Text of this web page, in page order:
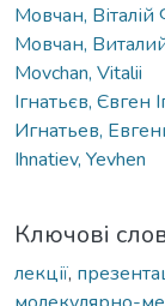
Мовчан,
Мовчан,
Movchan, Vitalii
Ігнатьєв, Євген
Игнатьев,
Ihnatiev, Yevhen
Ключові
лекції,